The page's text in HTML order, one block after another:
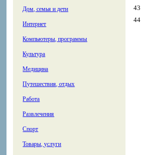
Дом, семья и дети
Интернет
Компьютеры, программы
Культура
Медицина
Путешествия, отдых
Работа
Развлечения
Спорт
Товары, услуги
43
44